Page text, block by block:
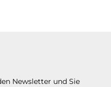
Newsletter und Sie